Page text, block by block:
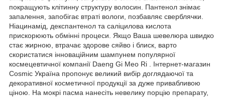
покращують клітинну структуру волосин. Пантенол знімає
запалення, запобігає втраті вологи, позбавляє сверблячки.
Ніацинамід, декспантенол та саліцилова кислота
прискорюють обмінні процеси. Якщо Ваша шевелюра швидко
стає жирною, втрачає здорове сяйво і блиск, варто
скористатися інноваційним шампунем популярної
космецевтичної компанії Daeng Gi Meo Ri . Інтернет-магазин
Cosmic Україна пропонує великий вибір доглядаючої та
декоративної косметичної продукції за дуже привабливою
ціною. На мокрі пасма нанесіть невелику порцію препарату,